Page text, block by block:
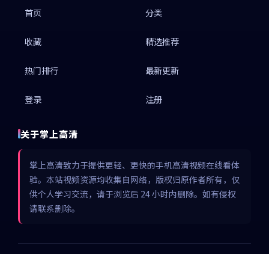
首页 分类
收藏 精选推荐
热门排行 最新更新
登录 注册
关于掌上高清
掌上高清致力于提供更轻、更快的手机高清视频在线看体
验。本站视频资源均收集自网络，版权归原作者所有，仅
供个人学习交流，请于浏览后 24 小时内删除。如有侵权
请联系删除。